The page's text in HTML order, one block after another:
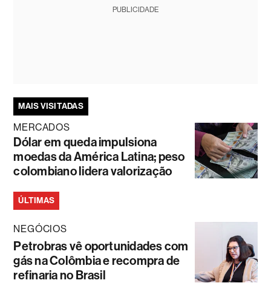
PUBLICIDADE
MAIS VISITADAS
MERCADOS
Dólar em queda impulsiona
moedas da América Latina; peso
colombiano lidera valorização
ÚLTIMAS
NEGÓCIOS
Petrobras vê oportunidades com
gás na Colômbia e recompra de
refinaria no Brasil